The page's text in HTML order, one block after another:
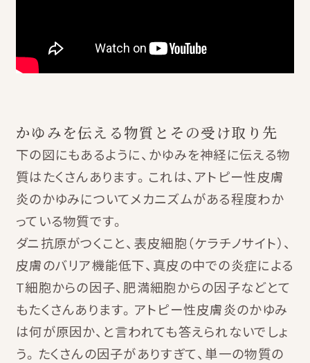
かゆみを伝える物質とその受け取り先
下の図にもあるように、かゆみを神経に伝える物
質はたくさんあります。これは、アトピー性皮膚
炎のかゆみについてメカニズムがある程度わか
っている物質です。
ダニ抗原がつくこと、表皮細胞（ケラチノサイト）、
皮膚のバリア機能低下、真皮の中での炎症による
T細胞からの因子、肥満細胞からの因子などとて
もたくさんあります。アトピー性皮膚炎のかゆみ
は何が原因か、と言われても答えられないでしょ
う。たくさんの因子がありすぎて、単一の物質の